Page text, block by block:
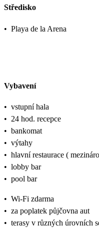
Středisko
• Playa de la Arena
Vybavení
• vstupní hala
• 24 hod. recepce
• bankomat
• výtahy
• hlavní restaurace (
• lobby bar
• pool bar
• Wi-Fi zdarma
• za poplatek půjčovna aut
• terasy v různých úrovních